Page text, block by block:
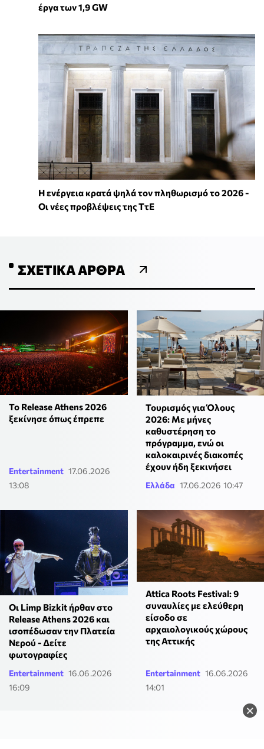
×
έργα των 1,9 GW
Η ενέργεια κρατά ψηλά τον πληθωρισμό το 2026 -
Οι νέες προβλέψεις της ΤτΕ
ΣΧΕΤΙΚΆ ΆΡΘΡΑ
Το Release Athens 2026
ξεκίνησε όπως έπρεπε
Entertainment 17.06.2026
13:08
Τουρισμός για Όλους
2026: Με μήνες
καθυστέρηση το
πρόγραμμα, ενώ οι
καλοκαιρινές διακοπές
έχουν ήδη ξεκινήσει
Ελλάδα 17.06.2026 10:47
Οι Limp Bizkit ήρθαν στο
Release Athens 2026 και
ισοπέδωσαν την Πλατεία
Νερού - Δείτε
φωτογραφίες
Entertainment 16.06.2026
16:09
Attica Roots Festival: 9
συναυλίες με ελεύθερη
είσοδο σε
αρχαιολογικούς χώρους
της Αττικής
Entertainment 16.06.2026
14:01